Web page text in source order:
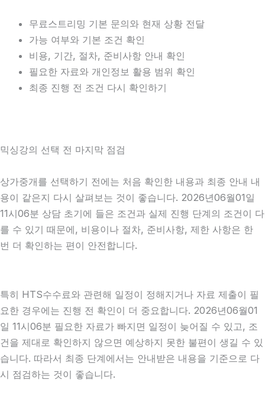
무료스트리밍 기본 문의와 현재 상황 전달
가능 여부와 기본 조건 확인
비용, 기간, 절차, 준비사항 안내 확인
필요한 자료와 개인정보 활용 범위 확인
최종 진행 전 조건 다시 확인하기
믹싱강의 선택 전 마지막 점검
상가중개를 선택하기 전에는 처음 확인한 내용과 최종 안내 내
용이 같은지 다시 살펴보는 것이 좋습니다. 2026년06월01일
11시06분 상담 초기에 들은 조건과 실제 진행 단계의 조건이 다
를 수 있기 때문에, 비용이나 절차, 준비사항, 제한 사항은 한
번 더 확인하는 편이 안전합니다.
특히 HTS수수료와 관련해 일정이 정해지거나 자료 제출이 필
요한 경우에는 진행 전 확인이 더 중요합니다. 2026년06월01
일 11시06분 필요한 자료가 빠지면 일정이 늦어질 수 있고, 조
건을 제대로 확인하지 않으면 예상하지 못한 불편이 생길 수 있
습니다. 따라서 최종 단계에서는 안내받은 내용을 기준으로 다
시 점검하는 것이 좋습니다.